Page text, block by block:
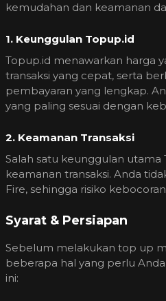
kemudahan dan keamanan
1. Keunggulan Topup.id
Topup.id menawarkan harga
transaksi yang cepat, serta
pembayaran yang lengkap.
yang paling sesuai dengan
2. Keamanan Transaksi
Salah satu keunggulan utama
keamanan transaksi. Anda
Fire, sehingga risiko
Syarat & Persiapan
Sebelum melakukan top up
beberapa hal yang perlu
ini: